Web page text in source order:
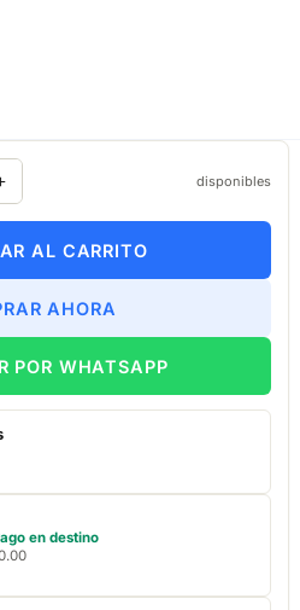
disponibles
AL CARRITO
AHORA
POR WHATSAPP
en destino